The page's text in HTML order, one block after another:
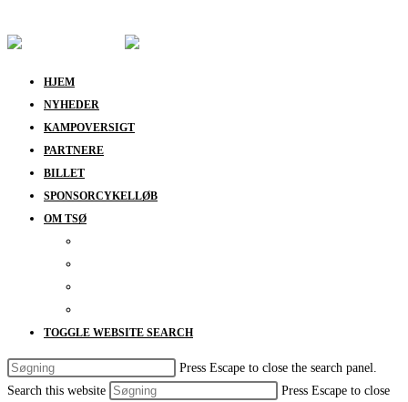
HJEM
NYHEDER
KAMPOVERSIGT
PARTNERE
BILLET
SPONSORCYKELLØB
OM TSØ
TOGGLE WEBSITE SEARCH
Press Escape to close the search panel.
Search this website
Press Escape to close